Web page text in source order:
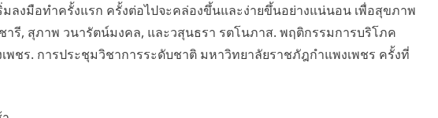
มลงมือทำครั้งแรก ครั้งต่อไปจะคล่องขึ้นและง่ายขึ้นอย่างแน่นอน เพื่อสุขภาพ
รี, สุภาพ วนารัตน์มงคล, และวสุนธรา รตโนภาส. พฤติกรรมการบริโภค
ชร. การประชุมวิชาการระดับชาติ มหาวิทยาลัยราชภัฎกำแพงเพชร ครั้งที่